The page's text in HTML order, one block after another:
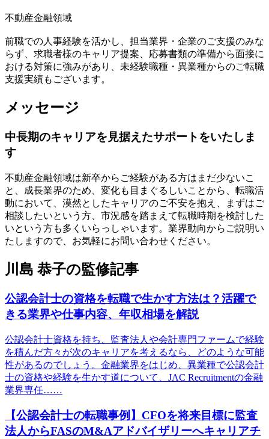
不動産金融領域
前職での人事経験を活かし、担当業界・企業のご支援のみな
らず、求職者様のキャリア提案、応募書類の準備から面接に
おける対策に強みがあり、未経験職種・異業種からのご転職
支援実績もございます。
メッセージ
中長期のキャリアを見据えたサポートをいたしま
す
不動産金融領域は新卒からご経験がある方はまだ少ないこ
と、成長業界のため、変化も目まぐるしいことから、転職活
動において、漠然としたキャリアのご不安を抱え、まずはご
相談したいという方、市況感を踏まえて転職時期を検討した
いという方も多くいらっしゃいます。業界動向からご説明い
たしますので、お気軽にお問い合わせください。
川島 恭子の監修記事
公認会計士の資格を転職で生かす方法は？活躍で
きる業界や仕事内容、年収相場を解説
公認会計士資格を持ち、監査法人や会計専門ファームで経験
を積んだ方々が次のキャリアを考えるなら、どのような可能
性があるのでしょう。金融業界をはじめ、異業種で公認会計
士の資格や経験を生かす道について、JAC Recruitmentの金融
業界専任……
【公認会計士の転職事例】CFOを将来目標に監査
法人からFASのM&Aアドバイザリーへキャリアチ